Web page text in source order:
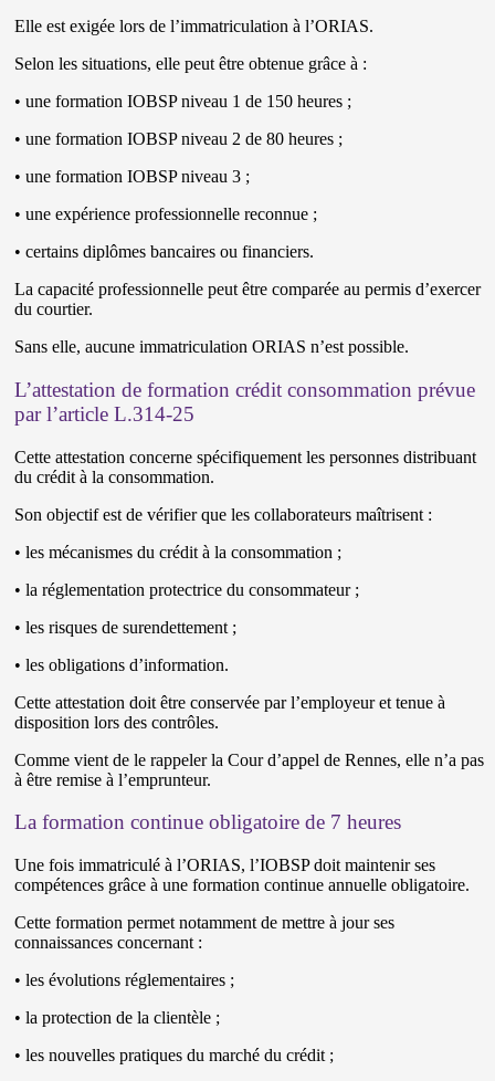
Elle est exigée lors de l’immatriculation à l’ORIAS.
Selon les situations, elle peut être obtenue grâce à :
• une formation IOBSP niveau 1 de 150 heures ;
• une formation IOBSP niveau 2 de 80 heures ;
• une formation IOBSP niveau 3 ;
• une expérience professionnelle reconnue ;
• certains diplômes bancaires ou financiers.
La capacité professionnelle peut être comparée au permis d’exercer
du courtier.
Sans elle, aucune immatriculation ORIAS n’est possible.
L’attestation de formation crédit consommation prévue
par l’article L.314-25
Cette attestation concerne spécifiquement les personnes distribuant
du crédit à la consommation.
Son objectif est de vérifier que les collaborateurs maîtrisent :
• les mécanismes du crédit à la consommation ;
• la réglementation protectrice du consommateur ;
• les risques de surendettement ;
• les obligations d’information.
Cette attestation doit être conservée par l’employeur et tenue à
disposition lors des contrôles.
Comme vient de le rappeler la Cour d’appel de Rennes, elle n’a pas
à être remise à l’emprunteur.
La formation continue obligatoire de 7 heures
Une fois immatriculé à l’ORIAS, l’IOBSP doit maintenir ses
compétences grâce à une formation continue annuelle obligatoire.
Cette formation permet notamment de mettre à jour ses
connaissances concernant :
• les évolutions réglementaires ;
• la protection de la clientèle ;
• les nouvelles pratiques du marché du crédit ;